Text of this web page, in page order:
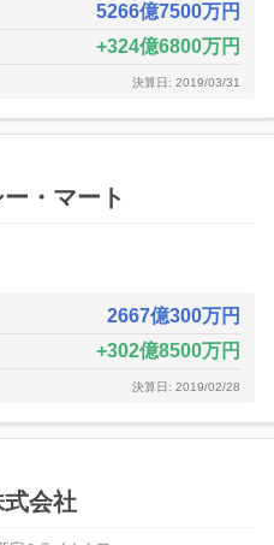
5266億7500万円
324億6800万円
決算日: 2019/03/31
・マート
2667億300万円
302億8500万円
決算日: 2019/02/28
式会社